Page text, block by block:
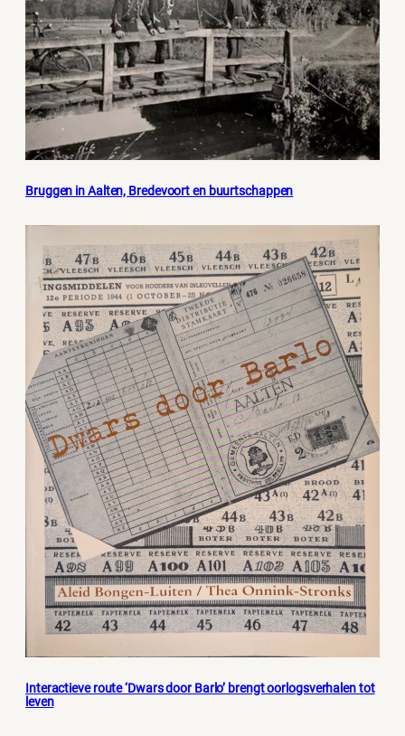
Bruggen in Aalten, Bredevoort en buurtschappen
Interactieve route ‘Dwars door Barlo’ brengt oorlogsverhalen tot
leven